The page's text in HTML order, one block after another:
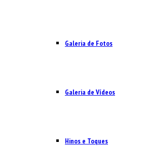
Galeria de Fotos
Galeria de Vídeos
Hinos e Toques